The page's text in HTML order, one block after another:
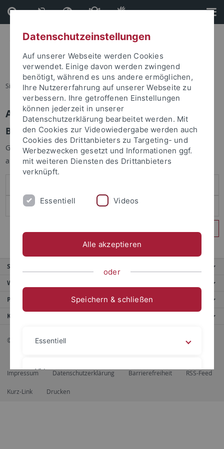
Direkt
zum
Inhalt
Direkt
zur
Fußleiste
Sie sind hier: Startseite
Anmelden
Benutzeranmeldung
Geben Sie Ihren Benutzernamen und Ihr Passwort an um sich
anzumelden:
Service
Weitere Angebote
Portale
Kontaktinfo
© 2026 Eberhard Karls Universität Tübingen, Tübingen
Impressum Datenschutzerklärung Barrierefreiheit RSS-Feed
Kurz-Link Drucken
Datenschutzeinstellungen
Auf unserer Webseite werden Cookies
verwendet. Einige davon werden zwingend
benötigt, während es uns andere ermöglichen,
Ihre Nutzererfahrung auf unserer Webseite zu
verbessern. Ihre getroffenen Einstellungen
können jederzeit in unserer
Datenschutzerklärung bearbeitet werden. Mit
den Cookies zur Videowiedergabe werden auch
Cookies des Drittanbieters zu Targeting- und
Werbezwecken gesetzt und Informationen ggf.
mit weiteren Diensten des Drittanbieters
verknüpft.
Essentiell Videos
Alle akzeptieren
oder
Speichern & schließen
Essentiell
Videos